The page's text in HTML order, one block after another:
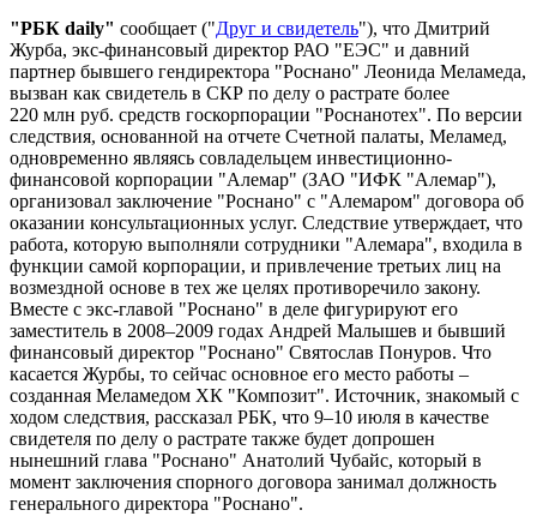
"РБК daily" сообщает ("Друг и свидетель"), что Дмитрий
Журба, экс-финансовый директор РАО "ЕЭС" и давний
партнер бывшего гендиректора "Роснано" Леонида Меламеда,
вызван как свидетель в СКР по делу о растрате более
220 млн руб. средств госкорпорации "Роснанотех". По версии
следствия, основанной на отчете Счетной палаты, Меламед,
одновременно являясь совладельцем инвестиционно-
финансовой корпорации "Алемар" (ЗАО "ИФК "Алемар"),
организовал заключение "Роснано" с "Алемаром" договора об
оказании консультационных услуг. Следствие утверждает, что
работа, которую выполняли сотрудники "Алемара", входила в
функции самой корпорации, и привлечение третьих лиц на
возмездной основе в тех же целях противоречило закону.
Вместе с экс-главой "Роснано" в деле фигурируют его
заместитель в 2008–2009 годах Андрей Малышев и бывший
финансовый директор "Роснано" Святослав Понуров. Что
касается Журбы, то сейчас основное его место работы –
созданная Меламедом ХК "Композит". Источник, знакомый с
ходом следствия, рассказал РБК, что 9–10 июля в качестве
свидетеля по делу о растрате также будет допрошен
нынешний глава "Роснано" Анатолий Чубайс, который в
момент заключения спорного договора занимал должность
генерального директора "Роснано".